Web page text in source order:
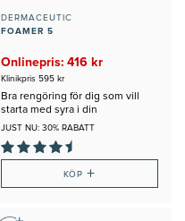
DERMACEUTIC
FOAMER 5
Onlinepris: 416 kr
Klinikpris 595 kr
Bra rengöring för dig som vill
starta med syra i din
hudvårdsrutin
JUST NU: 30% RABATT
KÖP +